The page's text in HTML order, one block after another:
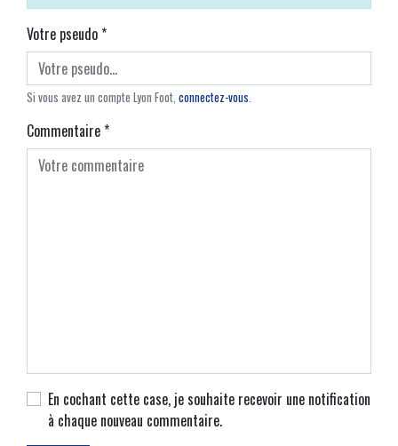
Votre pseudo*
Si vous avez un compte Lyon Foot, connectez-vous.
Commentaire*
En cochant cette case, je souhaite recevoir une notification
à chaque nouveau commentaire.